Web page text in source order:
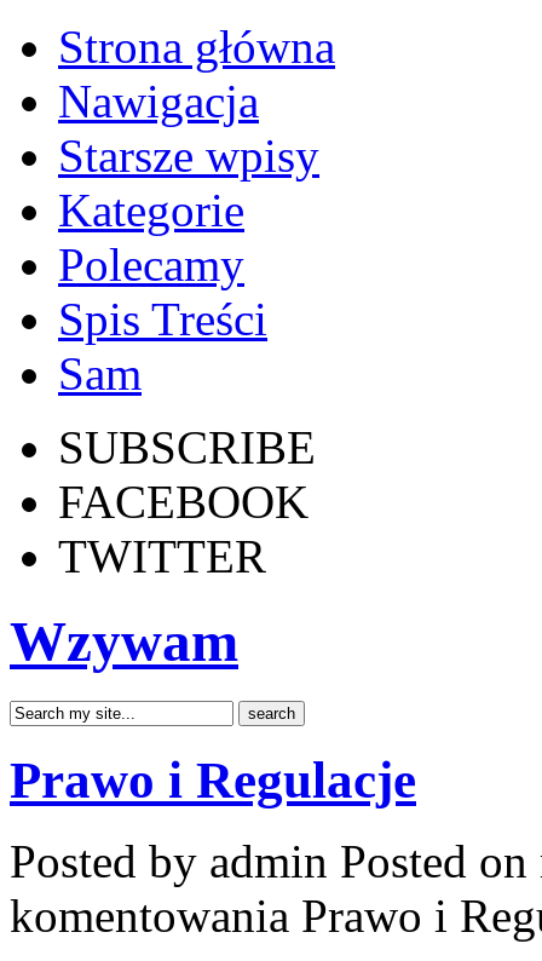
Strona główna
Nawigacja
Starsze wpisy
Kategorie
Polecamy
Spis Treści
Sam
SUBSCRIBE
FACEBOOK
TWITTER
Wzywam
Prawo i Regulacje
Posted by admin Posted
komentowania Prawo i